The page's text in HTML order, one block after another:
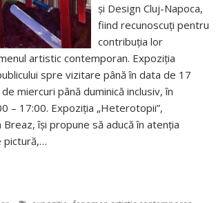
şi Design Cluj-Napoca,
fiind recunoscuți pentru
contribuția lor
artistic contemporan. Expoziția
spre vizitare până în data de 17
miercuri până duminică inclusiv, în
– 17:00. Expoziția „Heterotopii”,
își propune să aducă în atenția
pictură,…